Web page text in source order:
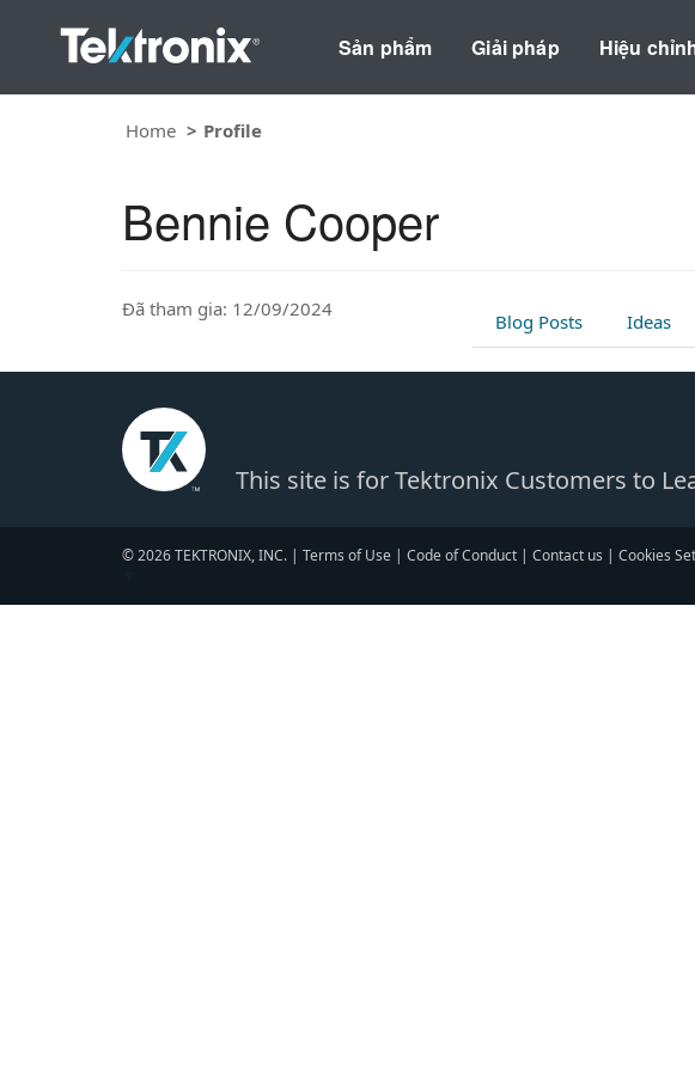
Sản phẩm Giải pháp Hiệu
Home Profile
Bennie Cooper
Đã tham gia: 12/09/2024
Blog Posts Ideas
This site is for Tektronix Customers to
© 2026 TEKTRONIX, INC. | Terms of Use | Code of Conduct | Contact us | Cookies